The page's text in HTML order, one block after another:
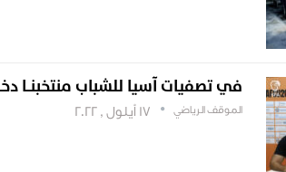
في تصفيات آسيا للشباب منتخبنــا
الموقف الرياضي 17 أيلول , 2022